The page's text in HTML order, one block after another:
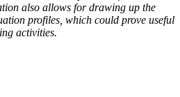
also allows for drawing up the
profiles, which could prove useful
activities.